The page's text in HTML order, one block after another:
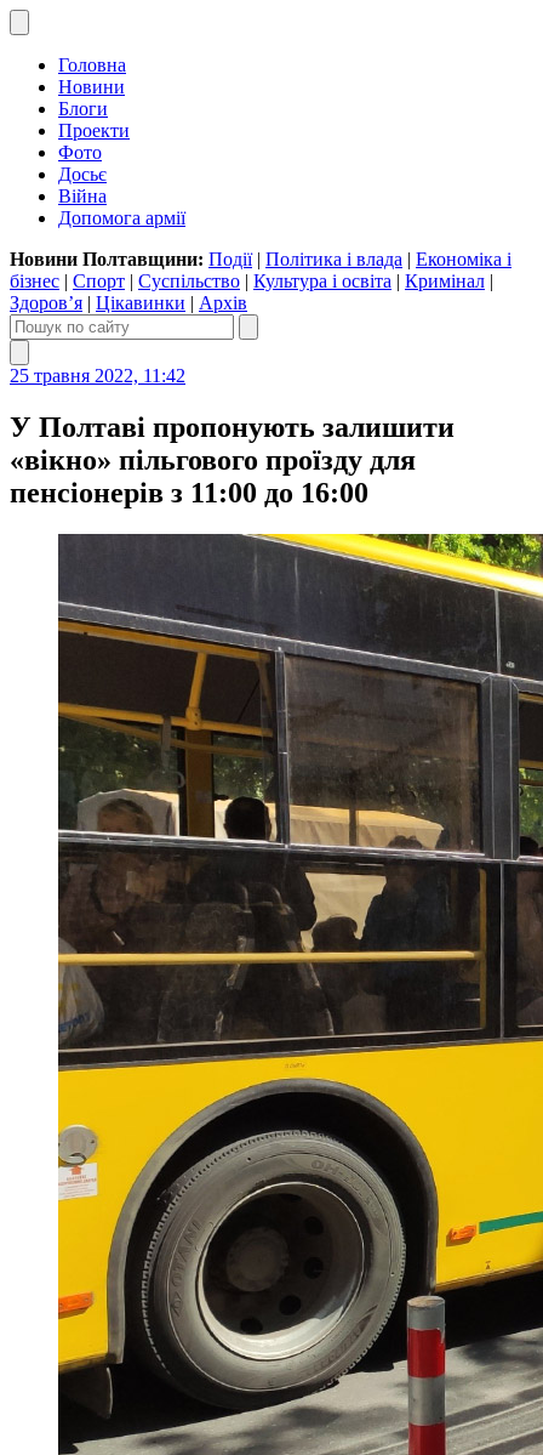
Головна
Новини
Блоги
Проекти
Фото
Досьє
Війна
Допомога армії
Новини Полтавщини: Події| Політика і влада | Економіка і
бізнес | Спорт | Суспільство | Культура і освіта | Кримінал |
Здоров’я | Цікавинки | Архів
25 травня 2022, 11:42
У Полтаві пропонують залишити
«вікно» пільгового проїзду для
пенсіонерів з 11:00 до 16:00